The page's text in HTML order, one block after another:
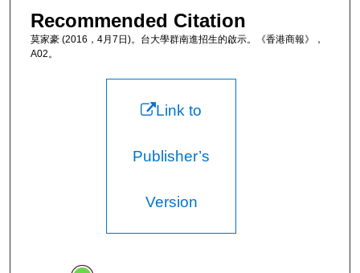
Recommended Citation
莫家豪 (2016，4月7日)。台大學群南進招生的啟示。《香港商報》，
A02。
Link to
Publisher’s
Version